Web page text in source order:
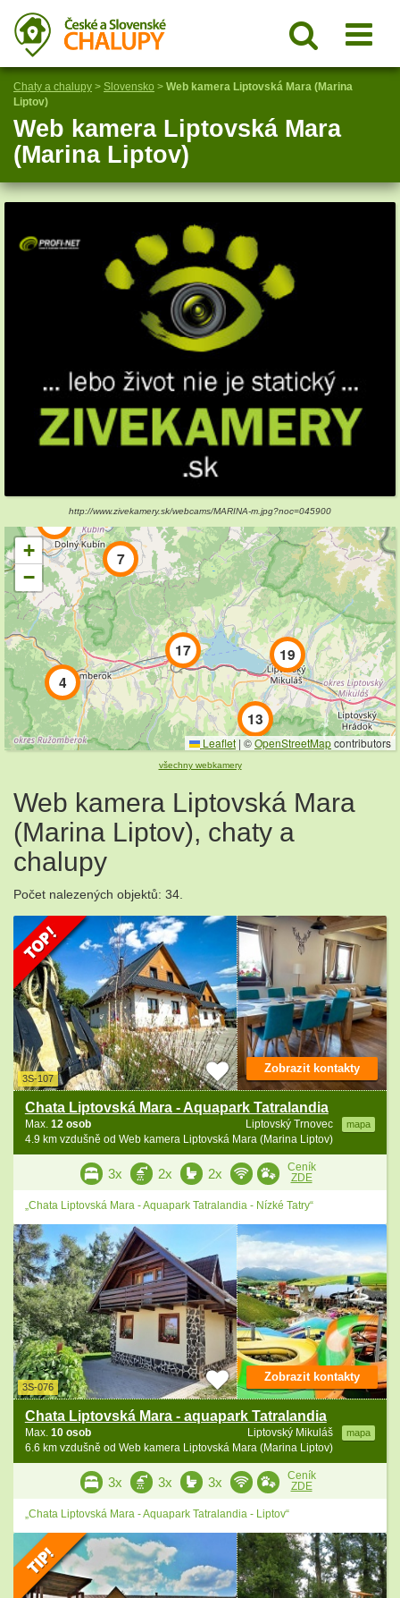
Chaty a chalupy > Slovensko > Web kamera Liptovská Mara (Marina
Liptov)
Web kamera Liptovská Mara
(Marina Liptov)
http://www.zivekamery.sk/webcams/MARINA-m.jpg?noc=045900
13
19
4
17
7
+
−
Leaflet | ©OpenStreetMapcontributors
všechny webkamery
Web kamera Liptovská Mara
(Marina Liptov), chaty a
chalupy
Počet nalezených objektů: 34.
3S-107
Chata Liptovská Mara - Aquapark Tatralandia
Liptovský Trnovec mapa
Max. 12 osob
4.9 km vzdušně od Web kamera Liptovská Mara (Marina Liptov)
Zobrazit kontakty
3x 2x 2x
Ceník
ZDE
„Chata Liptovská Mara - Aquapark Tatralandia - Nízké Tatry“
3S-076
Chata Liptovská Mara - aquapark Tatralandia
Liptovský Mikuláš mapa
Max. 10 osob
6.6 km vzdušně od Web kamera Liptovská Mara (Marina Liptov)
Zobrazit kontakty
3x 3x 3x
Ceník
ZDE
„Chata Liptovská Mara - Aquapark Tatralandia - Liptov“